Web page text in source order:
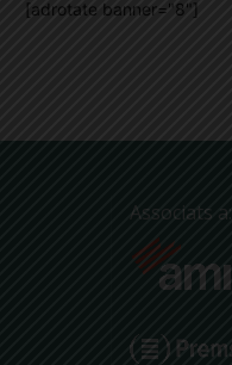
[adrotate banner="8"]
Associats a: